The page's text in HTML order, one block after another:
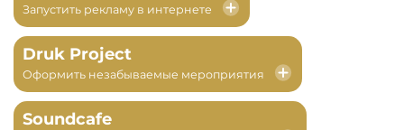
Запустить рекламу в интернете
Druk Project
Оформить незабываемые мероприятия
Soundcafe